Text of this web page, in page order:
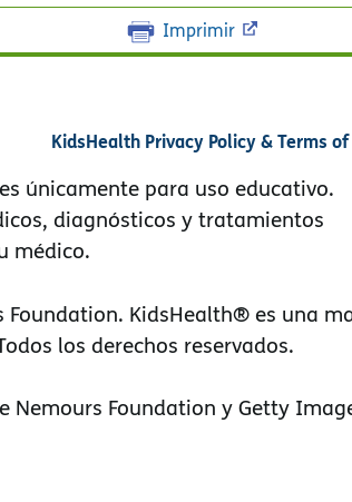
Imprimir
KidsHealth Privacy Policy & Terms
únicamente para uso educativo.
diagnósticos y tratamientos
médico.
Foundation. KidsHealth® es una
los derechos reservados.
Nemours Foundation y Getty